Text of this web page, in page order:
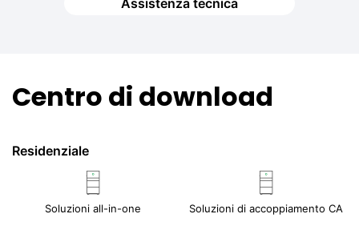
Centro di download
Residenziale
Soluzioni all-in-one Soluzioni di accoppiamento CA